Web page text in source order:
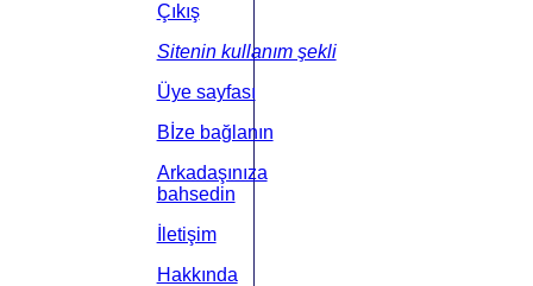
Çıkış
Sitenin kullanım şekli
Üye sayfası
Bİze bağlanın
Arkadaşınıza
bahsedin
İletişim
Hakkında